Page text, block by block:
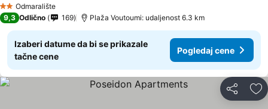
2 Zvezdice
Odmaralište
9,3 Odlično 169 Plaža Voutoumi: udaljenost 6.3 km
Izaberi datume da bi se prikazale
tačne cene
Pogledaj cene
Deli